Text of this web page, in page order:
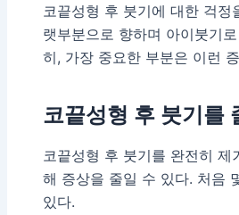
코끝성형 후 붓기에 대한 걱
랫부분으로 향하며 아이붓기
히, 가장 중요한 부분은 이런
코끝성형 후 붓기를
코끝성형 후 붓기를 완전히
해 증상을 줄일 수 있다. 처음
있다.